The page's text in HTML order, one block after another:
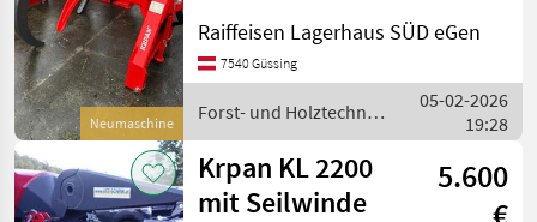
Neumaschine
Raiffeisen Lagerhaus SÜD eGen
7540 Güssing
Forst- und Holztechnik
/ Krpan
05-02-2026
19:28
Krpan KL 2200
mit Seilwinde
5.600